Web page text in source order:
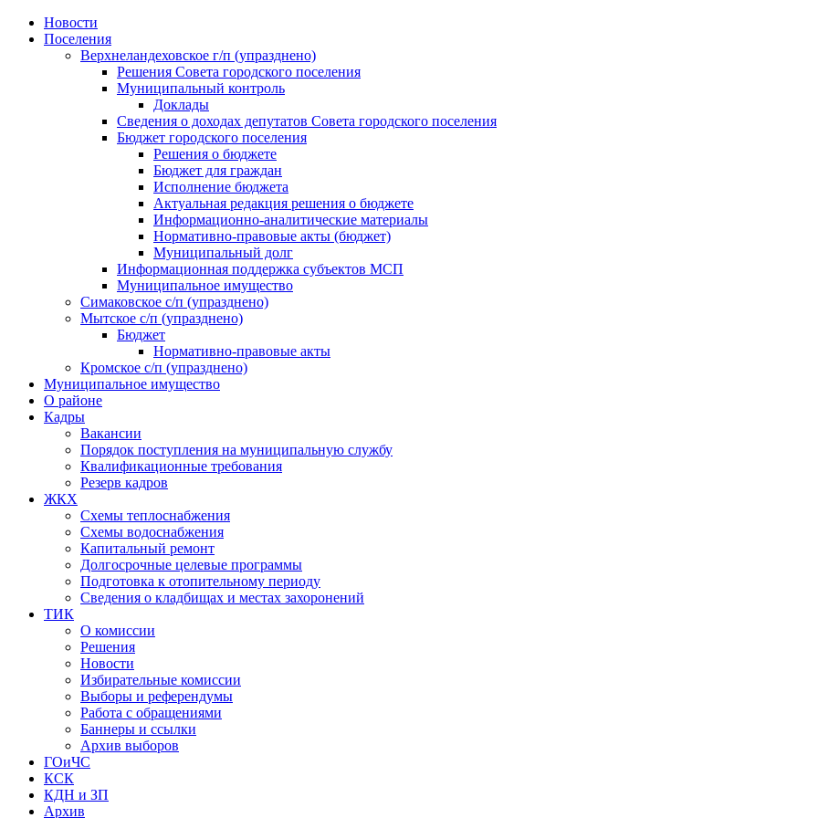
Skip
Новости
Поселения
Верхнеландеховское г/п (упразднено)
Решения Совета городского поселения
Муниципальный контроль
Доклады
Сведения о доходах депутатов Совета городского поселения
Бюджет городского поселения
Решения о бюджете
Бюджет для граждан
Исполнение бюджета
Актуальная редакция решения о бюджете
Информационно-аналитические материалы
Нормативно-правовые акты (бюджет)
Муниципальный долг
Информационная поддержка субъектов МСП
Муниципальное имущество
Симаковское с/п (упразднено)
Мытское с/п (упразднено)
Бюджет
Нормативно-правовые акты
Кромское с/п (упразднено)
Муниципальное имущество
О районе
Кадры
Вакансии
Порядок поступления на муниципальную службу
Квалификационные требования
Резерв кадров
ЖКХ
Схемы теплоснабжения
Схемы водоснабжения
Капитальный ремонт
Долгосрочные целевые программы
Подготовка к отопительному периоду
Сведения о кладбищах и местах захоронений
ТИК
О комиссии
Решения
Новости
Избирательные комиссии
Выборы и референдумы
Работа с обращениями
Баннеры и ссылки
Архив выборов
ГОиЧС
КСК
КДН и ЗП
Архив